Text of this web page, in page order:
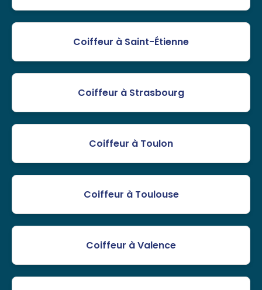
Coiffeur à Saint-Étienne
Coiffeur à Strasbourg
Coiffeur à Toulon
Coiffeur à Toulouse
Coiffeur à Valence